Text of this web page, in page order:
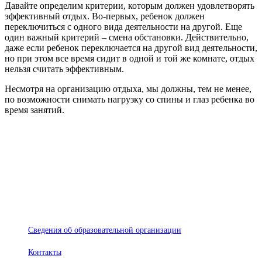
Давайте определим критерии, которым должен удовлетворять
эффективный отдых. Во-первых, ребенок должен
переключиться с одного вида деятельности на другой. Еще
один важный критерий – смена обстановки. Действительно,
даже если ребенок переключается на другой вид деятельности,
но при этом все время сидит в одной и той же комнате, отдых
нельзя считать эффективным.
Несмотря на организацию отдыха, мы должны, тем не менее,
по возможности снимать нагрузку со спины и глаз ребенка во
время занятий.
Сведения об образовательной организации
Контакты